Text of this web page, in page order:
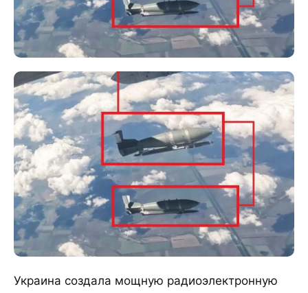
Украина создала мощную радиоэлектронную